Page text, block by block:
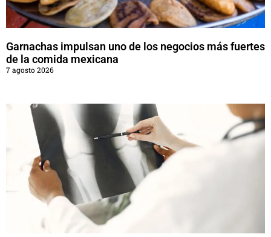
Garnachas impulsan uno de los negocios más fuertes
de la comida mexicana
7 agosto 2026